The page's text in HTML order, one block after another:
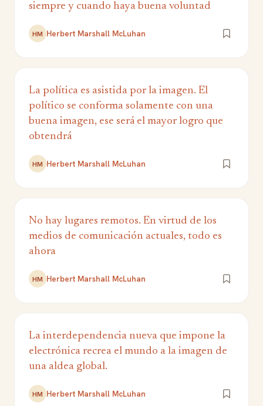
siempre y cuando haya buena voluntad
HM Herbert Marshall McLuhan
La política es asistida por la imagen. El
político se conforma solamente con una
buena imagen, ese será el mayor logro que
obtendrá
HM Herbert Marshall McLuhan
No hay lugares remotos. En virtud de los
medios de comunicación actuales, todo es
ahora
HM Herbert Marshall McLuhan
La interdependencia nueva que impone la
electrónica recrea el mundo a la imagen de
una aldea global.
HM Herbert Marshall McLuhan